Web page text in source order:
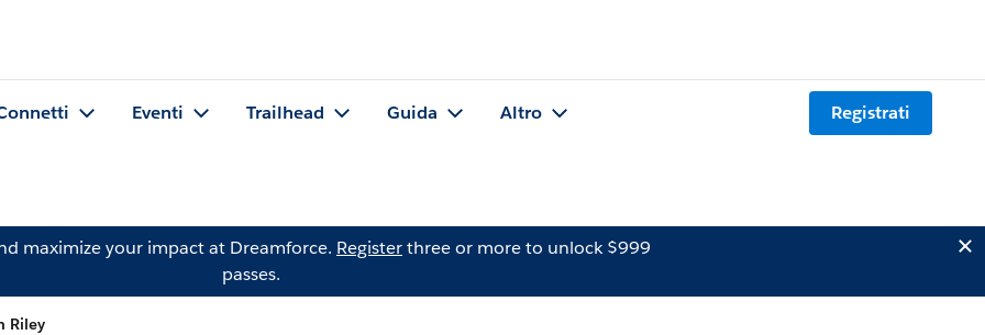
Eventi Trailhead Guida Altro Registrati
maximize your impact at Dreamforce. Registerthree or more to unlock $999
passes.
Riley